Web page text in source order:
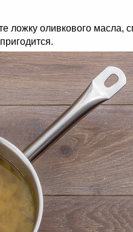
ложку оливкового масла,